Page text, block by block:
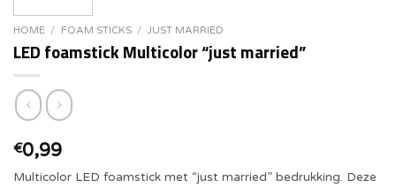
HOME / FOAM STICKS / JUST MARRIED
LED foamstick Multicolor “just married”
€0,99
Multicolor LED foamstick met “just married” bedrukking. Deze